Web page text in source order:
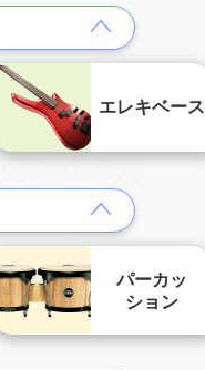
エレキベース
パーカッ
ション